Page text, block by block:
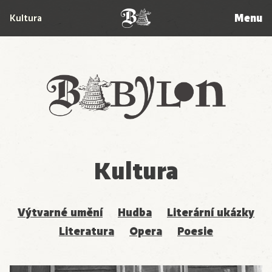
Babylon
Kultura Menu
Kultura
Výtvarné umění Hudba
Literární ukázky
Literatura
Opera Poesie